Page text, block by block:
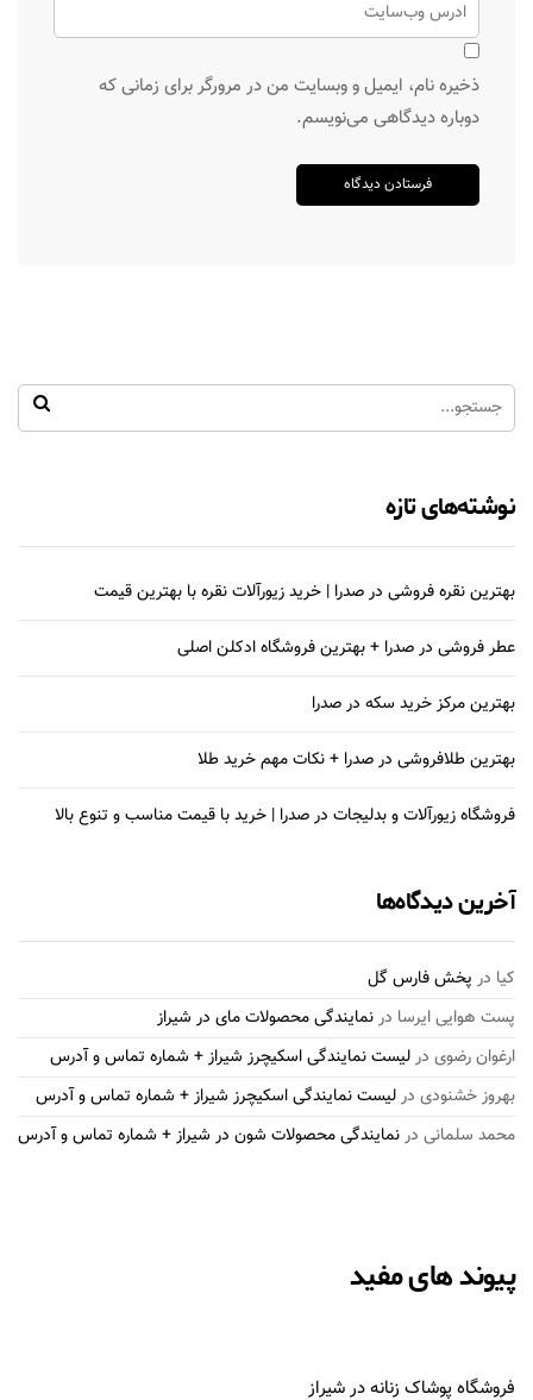
ذخیره نام، ایمیل و وبسایت من در مرورگر برای زمانی که
دوباره دیدگاهی می‌نویسم.
نوشته‌های تازه
بهترین نقره فروشی در صدرا | خرید زیورآلات نقره با بهترین قیمت
عطر فروشی در صدرا + بهترین فروشگاه ادکلن اصلی
بهترین مرکز خرید سکه در صدرا
بهترین طلافروشی در صدرا + نکات مهم خرید طلا
فروشگاه زیورآلات و بدلیجات در صدرا | خرید با قیمت مناسب و تنوع بالا
آخرین دیدگاه‌ها
کیا در پخش فارس گل
پست هوایی ایرسا درنمایندگی محصولات مای در شیراز
ارغوان رضوی درلیست نمایندگی اسکیچرز شیراز + شماره تماس و آدرس
بهروز خشنودی درلیست نمایندگی اسکیچرز شیراز + شماره تماس و آدرس
محمد سلمانی درنمایندگی محصولات شون در شیراز + شماره تماس و آدرس
پیوند های مفید
فروشگاه پوشاک زنانه در شیراز